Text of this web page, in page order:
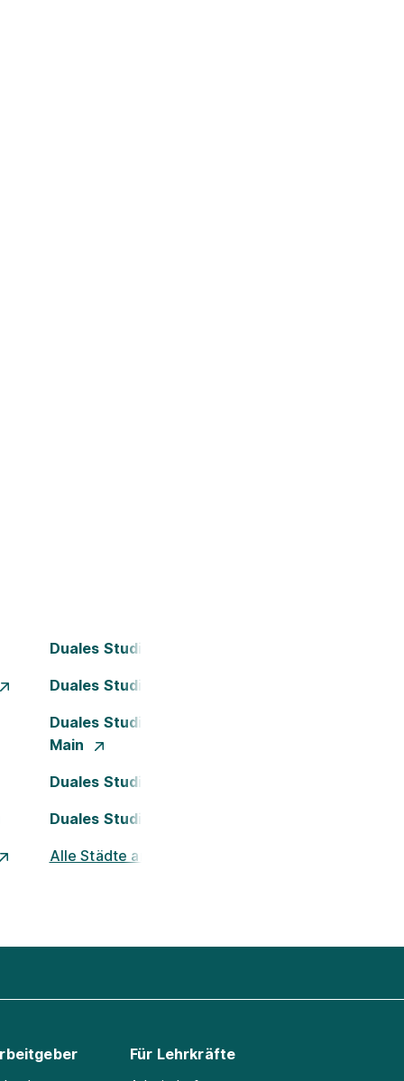
Duales Studium Bielefeld
Duales Studium Dortmund
Duales Studium Frankfurt am
Main
Duales Studium Köln
Duales Studium Nürnberg
Alle Städte ansehen
Für Lehrkräfte